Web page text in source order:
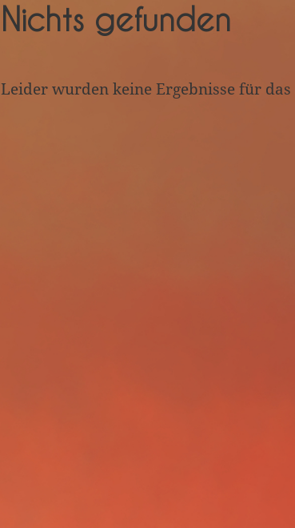
Nichts gefunden
Leider wurden keine Ergebnisse für